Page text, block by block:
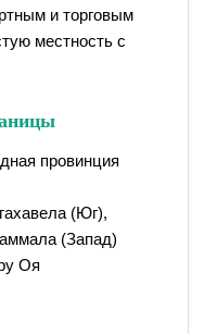
и торговым
местность с
провинция
(Юг),
(Запад)
Оя